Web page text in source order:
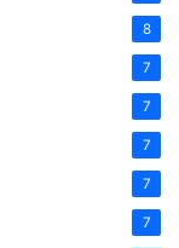
8
7
7
7
7
7